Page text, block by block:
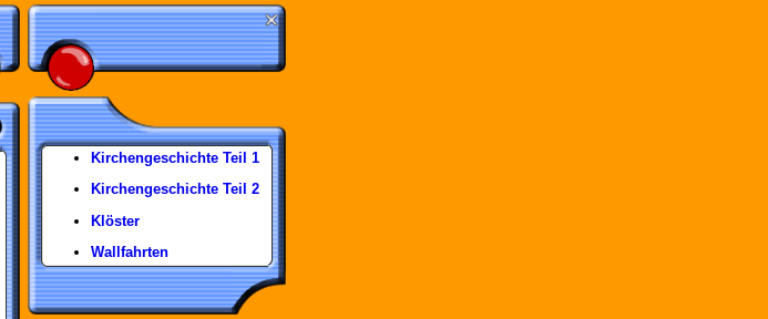
Kirchengeschichte Teil 1
Kirchengeschichte Teil 2
Klöster
Wallfahrten